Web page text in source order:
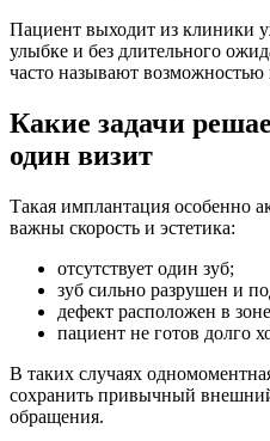
Пациент выходит из клиники
улыбке и без длительного
часто называют возможностью
Какие задачи
один визит
Такая имплантация особенно
важны скорость и эстетика:
отсутствует один зуб;
зуб сильно разрушен и
дефект расположен в
пациент не готов долго
В таких случаях
сохранить привычный
обращения.